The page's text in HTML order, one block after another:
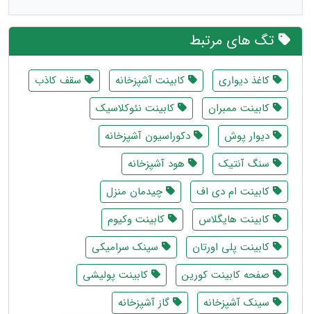
تگ های مرتبط
کاغذ دیواری کابینت آشپزخانه
سقف کاذب
کابینت ممبران
کابینت نئوکلاسیک
دیوار پوش
دکوراسیون آشپزخانه
سنگ آنتیک
هود آشپزخانه
کابینت ام دی اف
چیدمان منزل
کابینت هایگلاس
کابینت وکیوم
کابینت پلی اورتان
سینک سرامیکی
صفحه کابینت کورین
کابینت پولیشی
سینک آشپزخانه
گاز آشپزخانه